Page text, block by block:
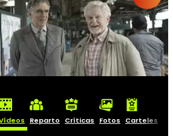
Reparto Críticas Fotos Carteles